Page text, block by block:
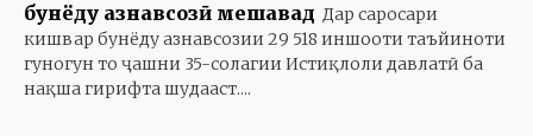
бунёду азнавсозӣ мешавад Дар саросари
кишвар бунёду азнавсозии 29 518 иншооти таъйиноти
гуногун то ҷашни 35-солагии Истиқлоли давлатӣ ба
нақша гирифта шудааст....